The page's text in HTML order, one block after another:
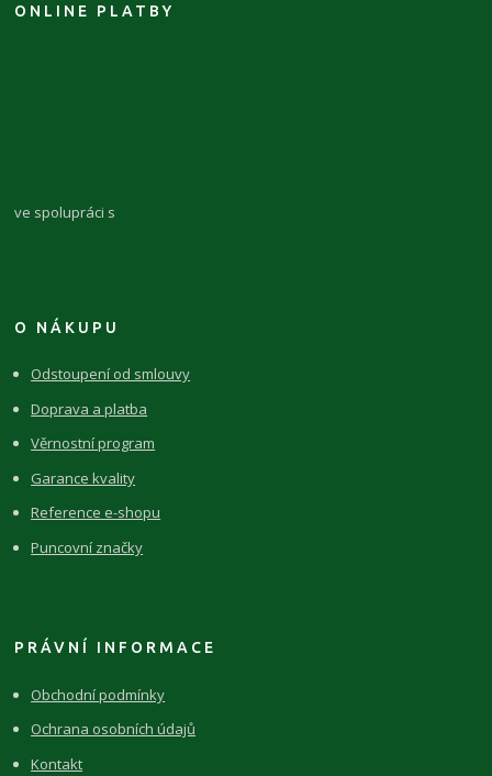
ONLINE PLATBY
ve spolupráci s
O NÁKUPU
Odstoupení od smlouvy
Doprava a platba
Věrnostní program
Garance kvality
Reference e-shopu
Puncovní značky
PRÁVNÍ INFORMACE
Obchodní podmínky
Ochrana osobních údajů
Kontakt